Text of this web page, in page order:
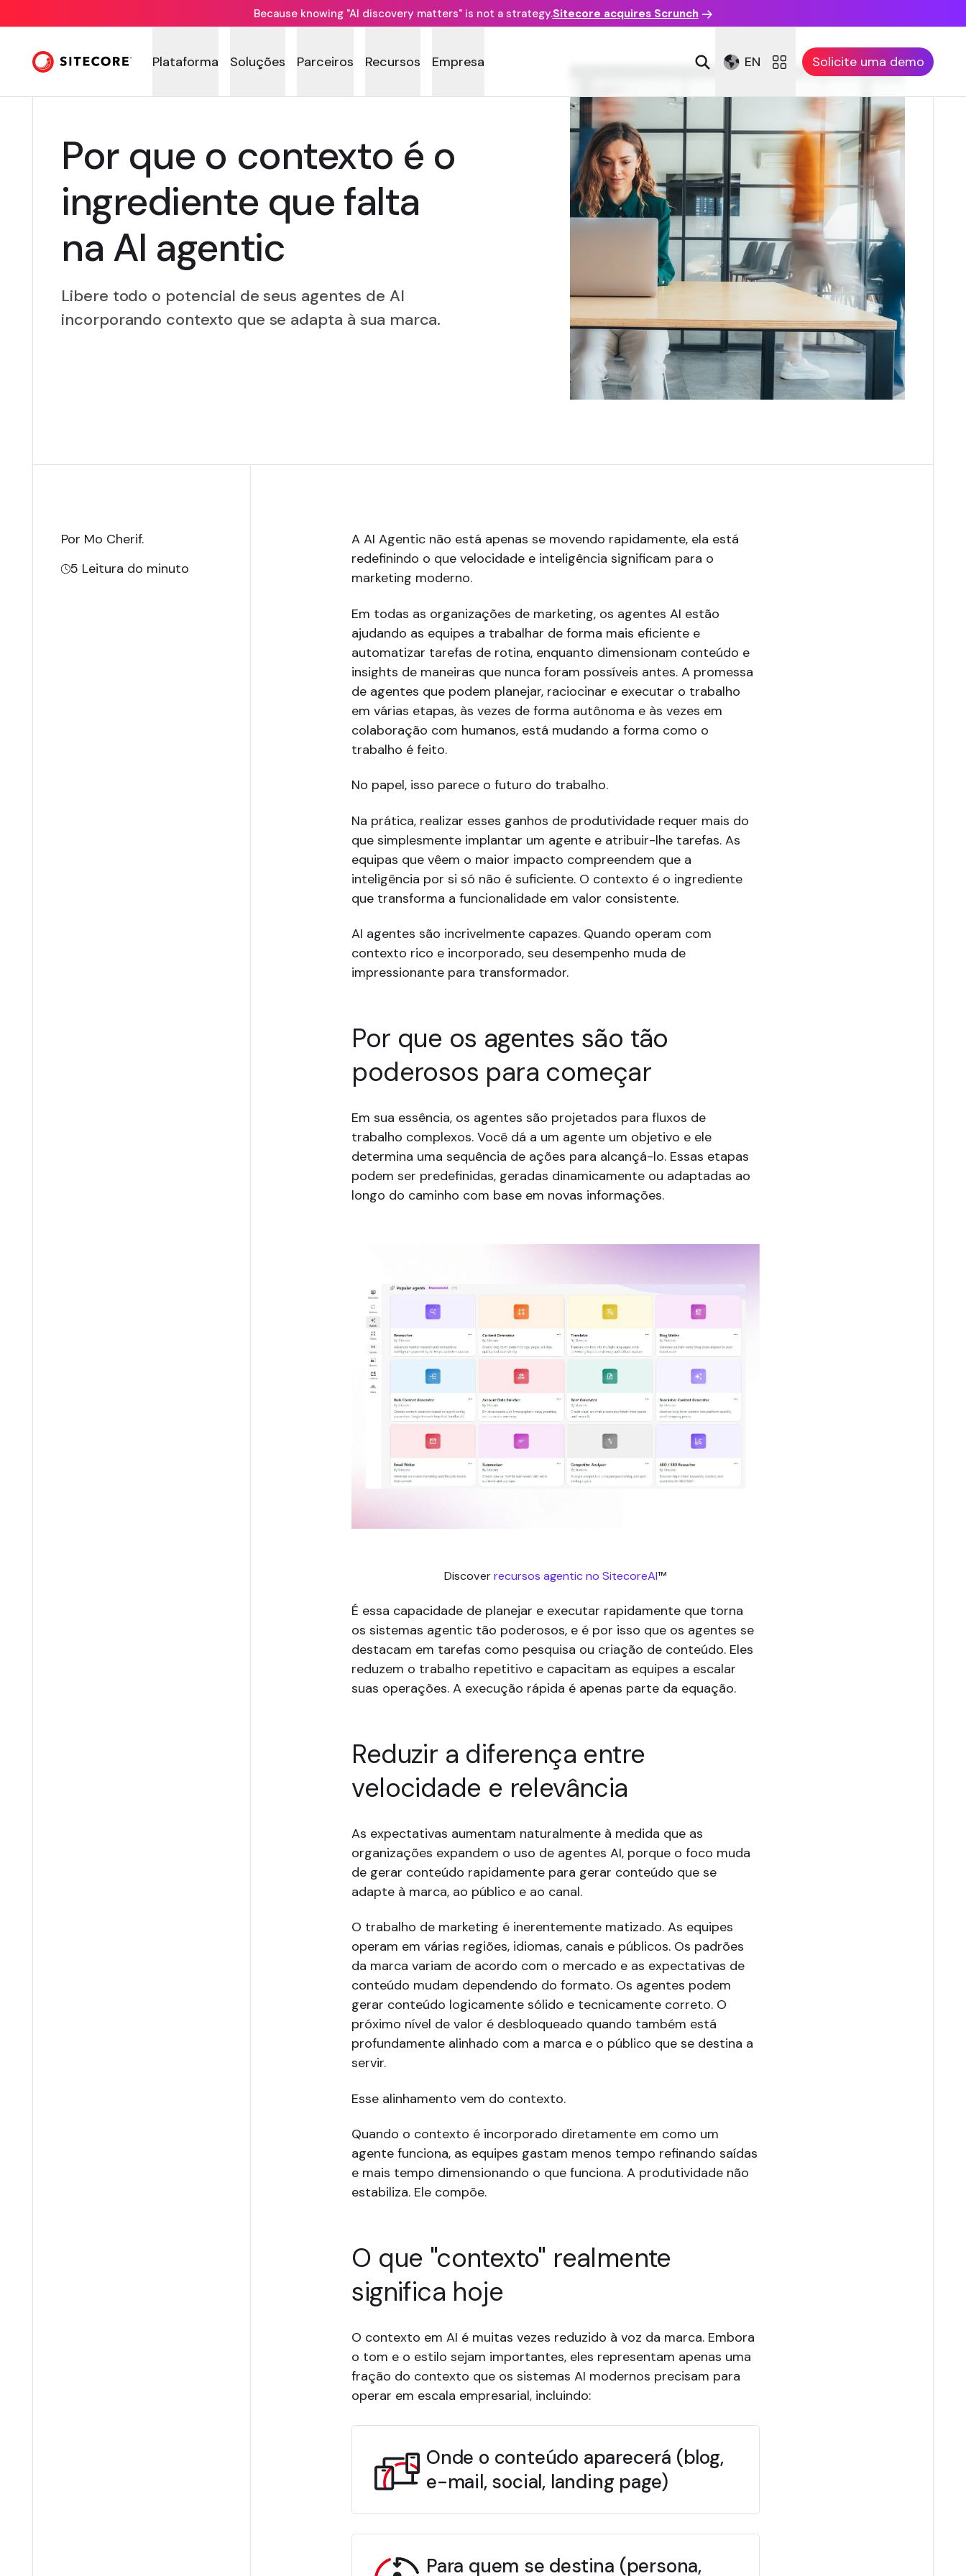
Because knowing "AI discovery matters" is not a strategy.Sitecore acquires Scrunch
Plataforma Soluções Parceiros Recursos Empresa EN Solicite uma demo
Por que o contexto é o
ingrediente que falta
na AI agentic
Libere todo o potencial de seus agentes de AI
incorporando contexto que se adapta à sua marca.
Por Mo Cherif.
5 Leitura do minuto
A AI Agentic não está apenas se movendo rapidamente, ela está
redefinindo o que velocidade e inteligência significam para o
marketing moderno.
Em todas as organizações de marketing, os agentes AI estão
ajudando as equipes a trabalhar de forma mais eficiente e
automatizar tarefas de rotina, enquanto dimensionam conteúdo e
insights de maneiras que nunca foram possíveis antes. A promessa
de agentes que podem planejar, raciocinar e executar o trabalho
em várias etapas, às vezes de forma autônoma e às vezes em
colaboração com humanos, está mudando a forma como o
trabalho é feito.
No papel, isso parece o futuro do trabalho.
Na prática, realizar esses ganhos de produtividade requer mais do
que simplesmente implantar um agente e atribuir-lhe tarefas. As
equipas que vêem o maior impacto compreendem que a
inteligência por si só não é suficiente. O contexto é o ingrediente
que transforma a funcionalidade em valor consistente.
AI agentes são incrivelmente capazes. Quando operam com
contexto rico e incorporado, seu desempenho muda de
impressionante para transformador.
Por que os agentes são tão
poderosos para começar
Em sua essência, os agentes são projetados para fluxos de
trabalho complexos. Você dá a um agente um objetivo e ele
determina uma sequência de ações para alcançá-lo. Essas etapas
podem ser predefinidas, geradas dinamicamente ou adaptadas ao
longo do caminho com base em novas informações.
Discoverrecursos agentic no SitecoreAI™
É essa capacidade de planejar e executar rapidamente que torna
os sistemas agentic tão poderosos, e é por isso que os agentes se
destacam em tarefas como pesquisa ou criação de conteúdo. Eles
reduzem o trabalho repetitivo e capacitam as equipes a escalar
suas operações. A execução rápida é apenas parte da equação.
Reduzir a diferença entre
velocidade e relevância
As expectativas aumentam naturalmente à medida que as
organizações expandem o uso de agentes AI, porque o foco muda
de gerar conteúdo rapidamente para gerar conteúdo que se
adapte à marca, ao público e ao canal.
O trabalho de marketing é inerentemente matizado. As equipes
operam em várias regiões, idiomas, canais e públicos. Os padrões
da marca variam de acordo com o mercado e as expectativas de
conteúdo mudam dependendo do formato. Os agentes podem
gerar conteúdo logicamente sólido e tecnicamente correto. O
próximo nível de valor é desbloqueado quando também está
profundamente alinhado com a marca e o público que se destina a
servir.
Esse alinhamento vem do contexto.
Quando o contexto é incorporado diretamente em como um
agente funciona, as equipes gastam menos tempo refinando saídas
e mais tempo dimensionando o que funciona. A produtividade não
estabiliza. Ele compõe.
O que "contexto" realmente
significa hoje
O contexto em AI é muitas vezes reduzido à voz da marca. Embora
o tom e o estilo sejam importantes, eles representam apenas uma
fração do contexto que os sistemas AI modernos precisam para
operar em escala empresarial, incluindo:
Onde o conteúdo aparecerá (blog,
e-mail, social, landing page)
Para quem se destina (persona,